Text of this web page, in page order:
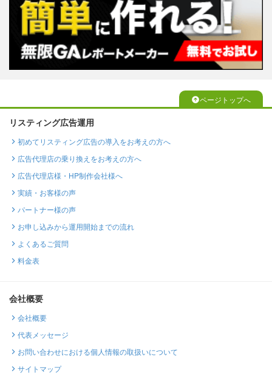
ページトップへ
リスティング広告運用
初めてリスティング広告の導入をお考えの方へ
広告代理店の乗り換えをお考えの方へ
広告代理店様・HP制作会社様へ
実績・お客様の声
パートナー様の声
お申し込みから運用開始までの流れ
よくあるご質問
料金表
会社概要
会社概要
代表メッセージ
お問い合わせにおける個人情報の取扱いについて
サイトマップ